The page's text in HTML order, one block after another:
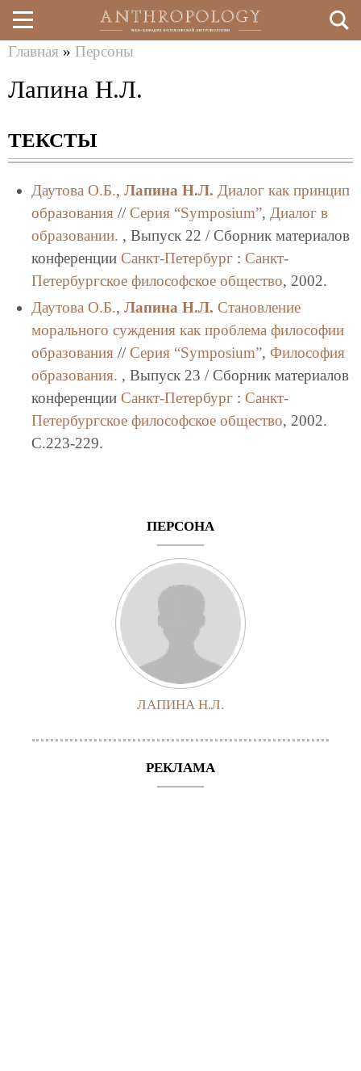
Перейти
содержанию
здесь
Главная » Персоны
Лапина Н.Л.
ТЕКСТЫ
Даутова О.Б., Лапина Н.Л. Диалог как принцип
образования// Серия “Symposium”, Диалог в
образовании. , Выпуск 22 / Сборник материалов
конференции Санкт-Петербург: Санкт-
Петербургское философское общество, 2002.
Даутова О.Б., Лапина Н.Л. Становление
морального суждения как проблема философии
образования// Серия “Symposium”, Философия
образования. , Выпуск 23 / Сборник материалов
конференции Санкт-Петербург: Санкт-
Петербургское философское общество, 2002.
C.223-229.
ПЕРСОНА
ЛАПИНА Н.Л.
РЕКЛАМА